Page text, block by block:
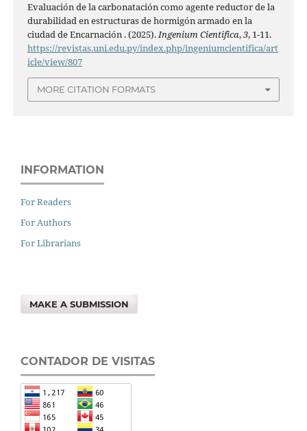
Evaluación de la carbonatación como agente reductor de la
durabilidad en estructuras de hormigón armado en la
ciudad de Encarnación . (2025).Ingenium Cientifica,3, 1-11.
https://revistas.uni.edu.py/index.php/ingeniumcientifica/art
icle/view/807
MORE CITATION FORMATS
INFORMATION
For Readers
For Authors
For Librarians
MAKE A SUBMISSION
CONTADOR DE VISITAS